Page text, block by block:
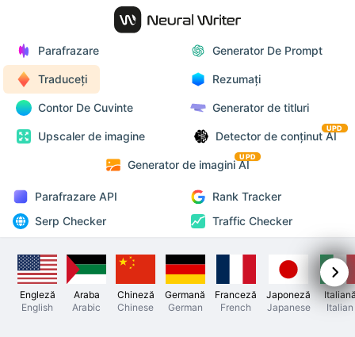
Parafrazare Generator De Prompt
Traduceți Rezumați
Contor De Cuvinte Generator de titluri
Upscaler de imagine Detector de conținut AI
UPD
Generator de imagini AI
UPD
Parafrazare API
Rank Tracker
Serp Checker
Traffic Checker
Engleză
English
Araba
Arabic
Chineză
Chinese
Germană
German
Franceză
French
Japoneză
Japanese
Italian